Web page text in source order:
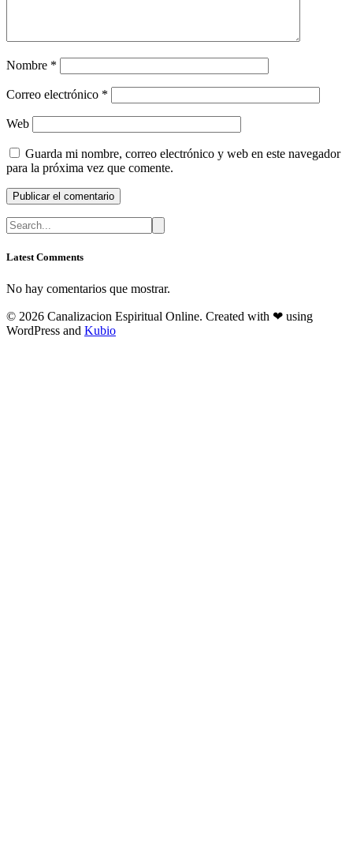
Nombre *
Correo electrónico *
Web
Guarda mi nombre, correo electrónico y web en este navegador
para la próxima vez que comente.
Latest Comments
No hay comentarios que mostrar.
© 2026 Canalizacion Espiritual Online. Created with ❤ using
WordPress and Kubio